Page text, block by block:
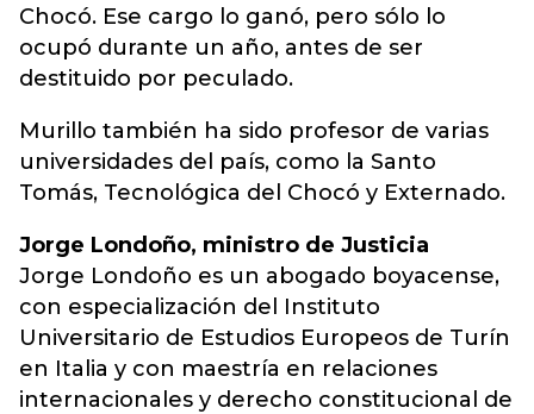
Chocó. Ese cargo lo ganó, pero sólo lo
ocupó durante un año, antes de ser
destituido por peculado.
Murillo también ha sido profesor de varias
universidades del país, como la Santo
Tomás, Tecnológica del Chocó y Externado.
Jorge Londoño, ministro de Justicia
Jorge Londoño es un abogado boyacense,
con especialización del Instituto
Universitario de Estudios Europeos de Turín
en Italia y con maestría en relaciones
internacionales y derecho constitucional de